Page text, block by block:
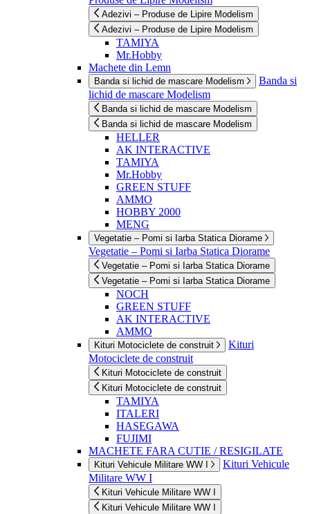
Adezivi – Produse de Lipire Modelism
Adezivi – Produse de Lipire Modelism
TAMIYA
Mr.Hobby
Machete din Lemn
Banda si lichid de mascare Modelism
Banda si
lichid de mascare Modelism
Banda si lichid de mascare Modelism
Banda si lichid de mascare Modelism
HELLER
AK INTERACTIVE
TAMIYA
Mr.Hobby
GREEN STUFF
AMMO
HOBBY 2000
MENG
Vegetatie – Pomi si Iarba Statica Diorame
Vegetatie – Pomi si Iarba Statica Diorame
Vegetatie – Pomi si Iarba Statica Diorame
Vegetatie – Pomi si Iarba Statica Diorame
NOCH
GREEN STUFF
AK INTERACTIVE
AMMO
Kituri Motociclete de construit
Kituri
Motociclete de construit
Kituri Motociclete de construit
Kituri Motociclete de construit
TAMIYA
ITALERI
HASEGAWA
FUJIMI
MACHETE FARA CUTIE / RESIGILATE
Kituri Vehicule Militare WW I
Kituri Vehicule
Militare WW I
Kituri Vehicule Militare WW I
Kituri Vehicule Militare WW I